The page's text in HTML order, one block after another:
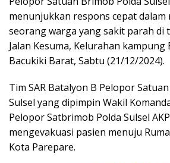
menunjukkan respons cepat dalam
seorang warga yang sakit parah di
Jalan Kesuma, Kelurahan kampung
Bacukiki Barat, Sabtu (21/12/2024).
Tim SAR Batalyon B Pelopor
Sulsel yang dipimpin Wakil
Pelopor Satbrimob Polda Sulsel
mengevakuasi pasien menuju
Kota Parepare.